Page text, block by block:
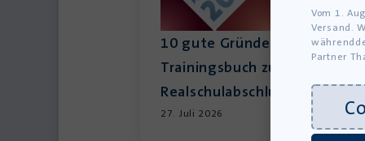
10 gute Gründe für das neue
Trainingsbuch zum
Realschulabschluss 2027
27. Juli 2026
Vom 1.
Versand.
Partner